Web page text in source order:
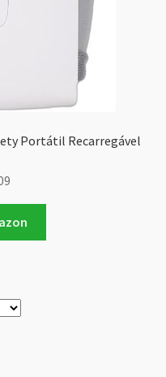
Portátil Recarregável